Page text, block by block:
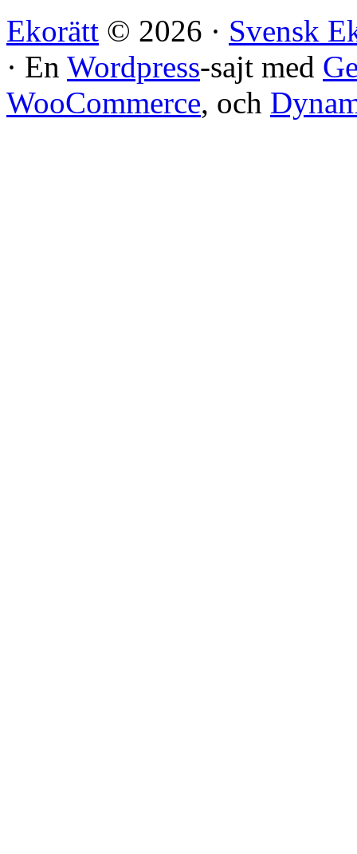
Ekorätt © 2026 · Svensk
· En Wordpress-sajt med
WooCommerce, och